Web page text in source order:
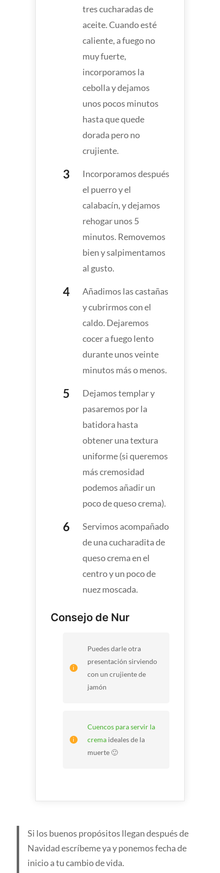
tres cucharadas de
aceite. Cuando esté
caliente, a fuego no
muy fuerte,
incorporamos la
cebolla y dejamos
unos pocos minutos
hasta que quede
dorada pero no
crujiente.
Incorporamos después
el puerro y el
calabacín, y dejamos
rehogar unos 5
minutos. Removemos
bien y salpimentamos
al gusto.
Añadimos las castañas
y cubrirmos con el
caldo. Dejaremos
cocer a fuego lento
durante unos veinte
minutos más o menos.
Dejamos templar y
pasaremos por la
batidora hasta
obtener una textura
uniforme (si queremos
más cremosidad
podemos añadir un
poco de queso crema).
Servimos acompañado
de una cucharadita de
queso crema en el
centro y un poco de
nuez moscada.
Consejo de Nur
Puedes darle otra
presentación sirviendo
con un crujiente de
jamón
Cuencos para servir la
cremaideales de la
muerte 🙂
Si los buenos propósitos llegan después de
Navidad escríbeme ya y ponemos fecha de
inicio a tu cambio de vida.